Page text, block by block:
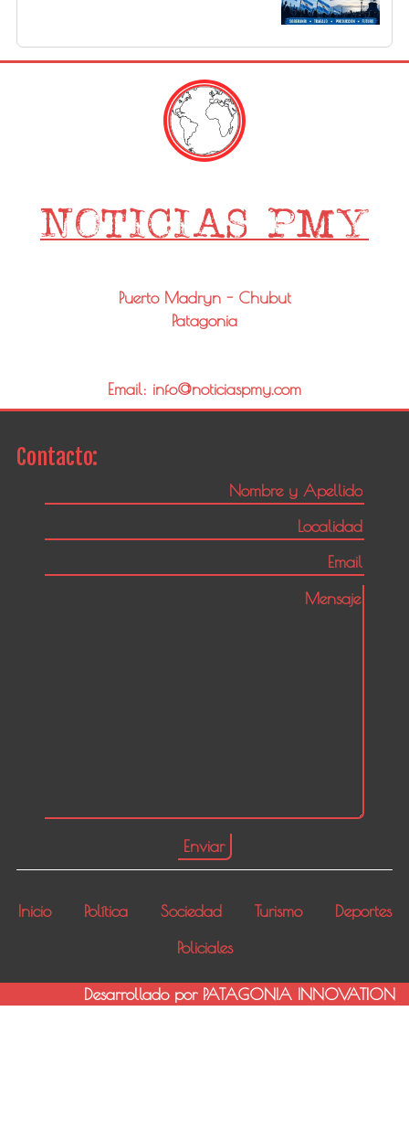
Puerto Madryn - Chubut
Patagonia
Email: info@noticiaspmy.com
Contacto:
Inicio Política Sociedad Turismo
Deportes
Policiales
Desarrollado por PATAGONIA INNOVATION